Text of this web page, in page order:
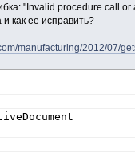
"Invalid procedure call or
как ее исправить?
manufacturing/2012/07/